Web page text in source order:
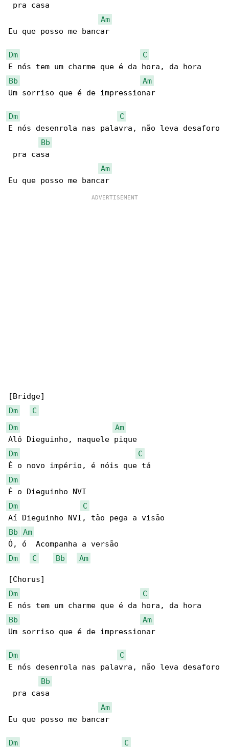
pra casa
Am
Eu que posso me bancar
Dm
C
Bb
Am
Um sorriso que é de impressionar
Dm
C
E nós desenrola nas palavra, não leva desaforo
Bb
pra casa
Am
Dm
C
Dm
Am
Dm
C
Dm
Dm
C
Bb
Am
Dm
C Bb Am
Dm
C
Bb
Am
Um sorriso que é de impressionar
Dm
C
E nós desenrola nas palavra, não leva desaforo
Bb
pra casa
Am
Eu que posso me bancar
Dm C